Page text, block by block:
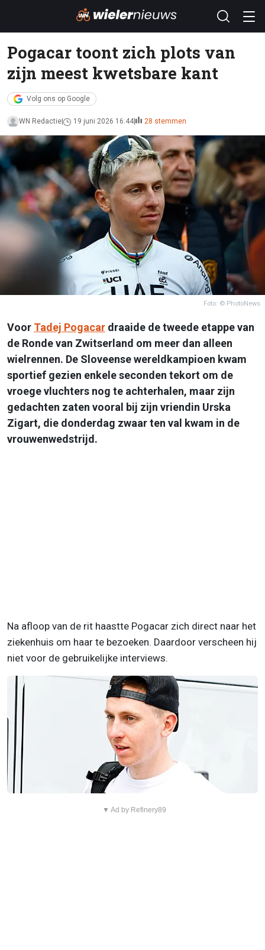
Pogacar toont zich plots van
zijn meest kwetsbare kant
Volg ons op Google
WN Redactie 19 juni 2026 16:44 28 stemmen
Foto: © PhotoNews
Voor Tadej Pogacar draaide de tweede etappe van
de Ronde van Zwitserland om meer dan alleen
wielrennen. De Sloveense wereldkampioen kwam
sportief gezien enkele seconden tekort om de
vroege vluchters nog te achterhalen, maar zijn
gedachten zaten vooral bij zijn vriendin Urska
Zigart, die donderdag zwaar ten val kwam in de
vrouwenwedstrijd.
Na afloop van de rit haastte Pogacar zich direct naar het
ziekenhuis om haar te bezoeken. Daardoor verscheen hij
niet voor de gebruikelijke interviews.
▼ Ad by Refinery89